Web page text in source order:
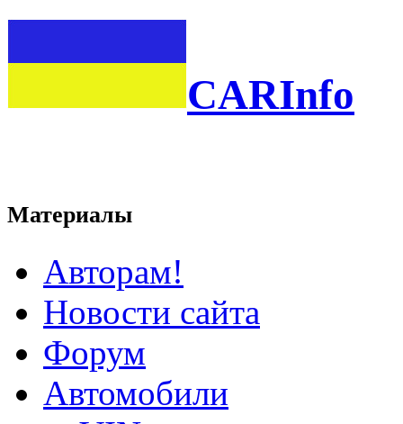
CARInfo
Материалы
Авторам!
Новости сайта
Форум
Автомобили